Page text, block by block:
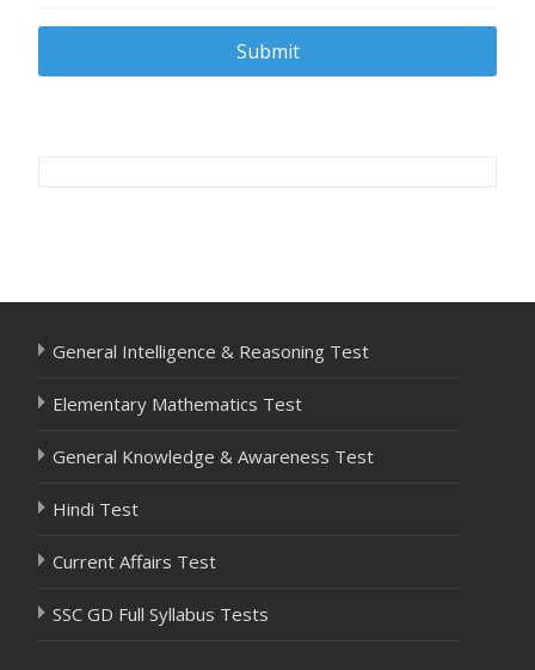
Post
General Intelligence & Reasoning Test
Elementary Mathematics Test
General Knowledge & Awareness Test
Hindi Test
Current Affairs Test
SSC GD Full Syllabus Tests